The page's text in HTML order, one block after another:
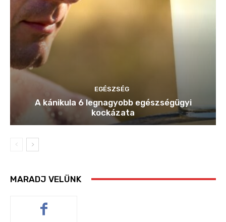
EGÉSZSÉG
A kánikula 6 legnagyobb egészségügyi
kockázata
MARADJ VELÜNK